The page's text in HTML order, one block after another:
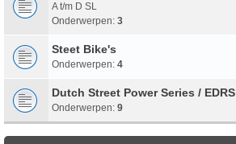
A t/m D SL
Onderwerpen: 3
Steet Bike's
Onderwerpen: 4
Dutch Street Power Series / EDRS
Onderwerpen: 9